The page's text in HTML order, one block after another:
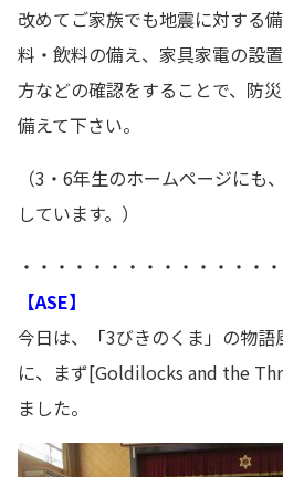
改めてご家族でも地震に対する
料・飲料の備え、家具家電の設
方などの確認をすることで、防
備えて下さい。
（3・6年生のホームページにも
しています。）
・・・・・・・・・・・・・・
【ASE】
今日は、「3びきのくま」の物
に、まず[Goldilocks and the
ました。